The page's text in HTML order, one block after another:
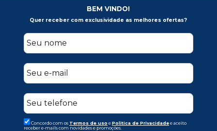
BEM VINDO!
Quer receber com exclusividade as melhores ofertas?
Concordo com os Termos de uso ePolitica de Privacidadee aceito
receber e-mails com novidades e promoções.